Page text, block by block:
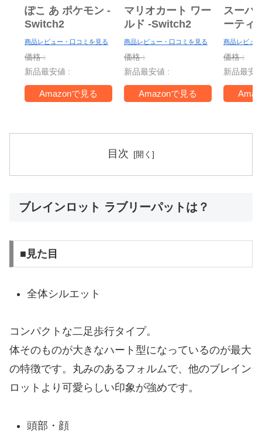
ぽこ あ ポケモン -
Switch2
商品レビュー・口コミを見る
価格 :
新品最安値 :
Amazonで見る
マリオカート ワー
ルド -Switch2
商品レビュー・口コミを見る
価格 :
新品最安値 :
Amazonで見る
スーパ
ーティ
ー
Switch
＋ ジャ
TV -
商品レビュ
価格 :
新品最安
目次
ブレインロット ラブリーパットは？
■見た目
全体シルエット
コンパクトな二足歩行タイプ。
体そのものが大きなハート型になっているのが最大
の特徴です。丸みのあるフォルムで、他のブレイン
ロットより可愛らしい印象が強めです。
頭部・顔